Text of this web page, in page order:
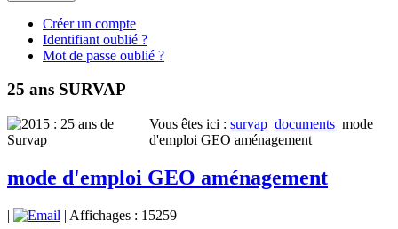
Créer un compte
Identifiant oublié ?
Mot de passe oublié ?
25 ans SURVAP
Vous êtes ici : survap documents mode
d'emploi GEO aménagement
mode d'emploi GEO aménagement
| | Affichages : 15259